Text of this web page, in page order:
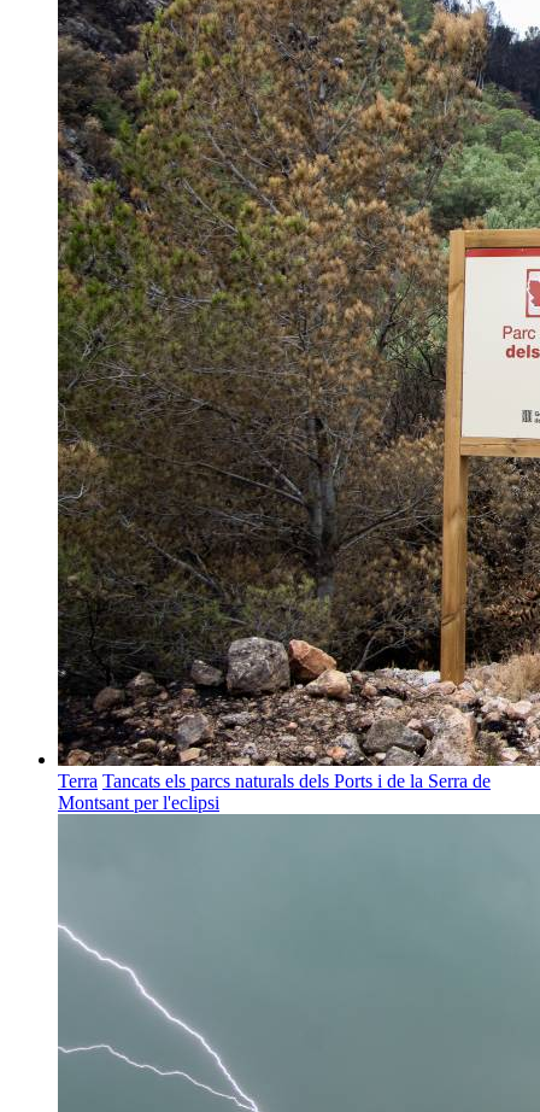
Terra Tancats els parcs naturals dels Ports i de la Serra de
Montsant per l'eclipsi